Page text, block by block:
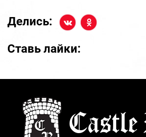
Делись:
Ставь лайки: